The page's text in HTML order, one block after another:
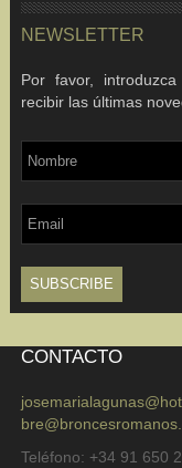
NEWSLETTER
Por favor,
recibir las últimas
CONTACTO
Teléfono: +34 91 650